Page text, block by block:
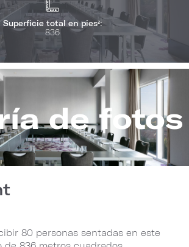
Superficie total en pies²:
836
de fotos
80 personas sentadas en este